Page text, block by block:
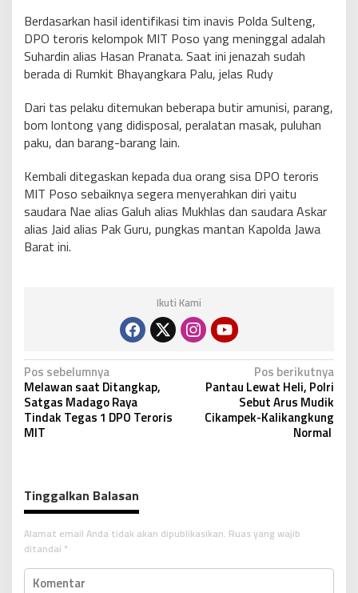
Berdasarkan hasil identifikasi tim inavis Polda Sulteng,
DPO teroris kelompok MIT Poso yang meninggal adalah
Suhardin alias Hasan Pranata. Saat ini jenazah sudah
berada di Rumkit Bhayangkara Palu, jelas Rudy
Dari tas pelaku ditemukan beberapa butir amunisi, parang,
bom lontong yang didisposal, peralatan masak, puluhan
paku, dan barang-barang lain.
Kembali ditegaskan kepada dua orang sisa DPO teroris
MIT Poso sebaiknya segera menyerahkan diri yaitu
saudara Nae alias Galuh alias Mukhlas dan saudara Askar
alias Jaid alias Pak Guru, pungkas mantan Kapolda Jawa
Barat ini.
Ikuti Kami
N
a
v
i
a
s
i
p
o
Pos sebelumnya
Melawan saat Ditangkap,
Satgas Madago Raya
Tindak Tegas 1 DPO Teroris
MIT
Pos berikutnya
Pantau Lewat Heli, Polri
Sebut Arus Mudik
Cikampek-Kalikangkung
Normal
Tinggalkan Balasan
Alamat email Anda tidak akan dipublikasikan. Ruas yang wajib
ditandai *